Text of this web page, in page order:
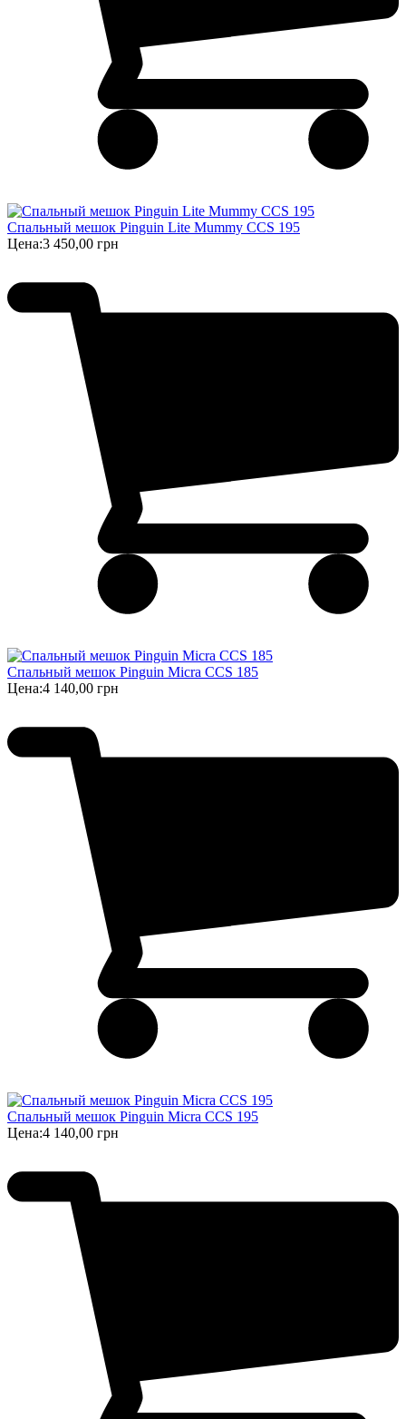
Спальный мешок Pinguin Lite Mummy CCS 195
Цена:3 450,00 грн
Спальный мешок Pinguin Micra CCS 185
Цена:4 140,00 грн
Спальный мешок Pinguin Micra CCS 195
Цена:4 140,00 грн